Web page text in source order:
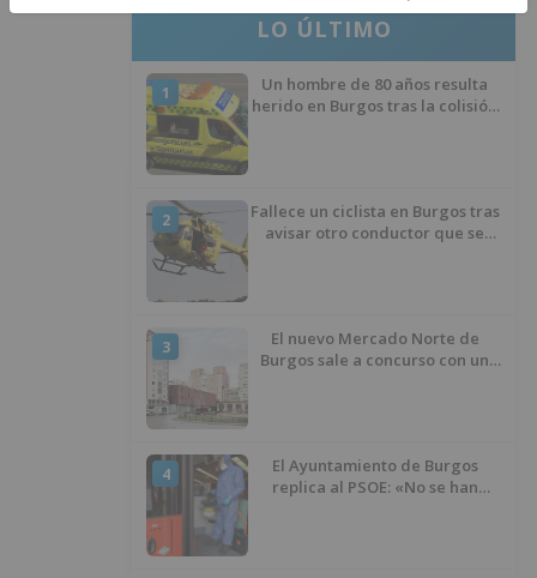
LO ÚLTIMO
1
Un hombre de 80 años resulta
herido en Burgos tras la colisión
2
Fallece un ciclista en Burgos tras
avisar otro conductor que se
3
El nuevo Mercado Norte de
Burgos sale a concurso con un
4
El Ayuntamiento de Burgos
replica al PSOE: «No se han